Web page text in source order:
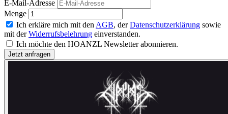
E-Mail-Adresse
Menge
Ich erkläre mich mit den AGB, derDatenschutzerklärung sowie
mit derWiderrufsbelehrung einverstanden.
Ich möchte den HOANZL Newsletter abonnieren.